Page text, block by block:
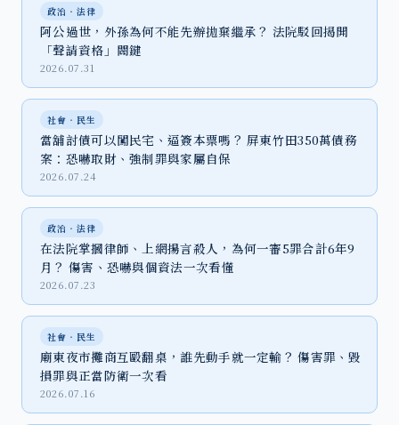
政治‧法律
阿公過世，外孫為何不能先辦拋棄繼承？ 法院駁回揭開
「聲請資格」關鍵
2026.07.31
社會‧民生
當舖討債可以闖民宅、逼簽本票嗎？ 屏東竹田350萬債務
案：恐嚇取財、強制罪與家屬自保
2026.07.24
政治‧法律
在法院掌摑律師、上網揚言殺人，為何一審5罪合計6年9
月？ 傷害、恐嚇與個資法一次看懂
2026.07.23
社會‧民生
廟東夜市攤商互毆翻桌，誰先動手就一定輸？ 傷害罪、毀
損罪與正當防衛一次看
2026.07.16